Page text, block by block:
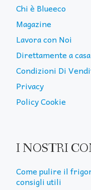
Chi è Blueeco
Magazine
Lavora con Noi
Direttamente a
Condizioni Di
Privacy
Policy Cookie
I NOSTRI
Come pulire il
consigli utili